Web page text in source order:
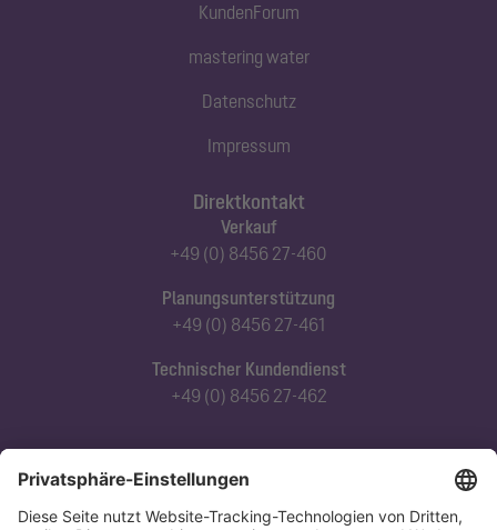
Direktkontakt
Verkauf
+49 (0) 8456 27-460
Planungsunterstützung
+49 (0) 8456 27-461
Technischer Kundendienst
+49 (0) 8456 27-462
Abonnieren Sie unseren Newsletter
Jetzt anmelden
KundenForum
mastering water
Datenschutz
Impressum